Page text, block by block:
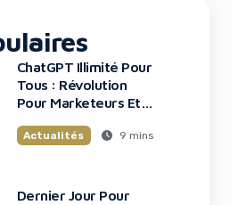
ChatGPT Illimité Pour
Tous : Révolution
Pour Marketeurs Et
Actualités 9 mins
Dernier Jour Pour